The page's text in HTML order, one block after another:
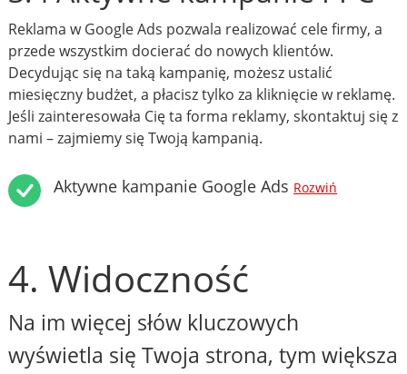
Reklama w Google Ads pozwala realizować cele firmy, a
przede wszystkim docierać do nowych klientów.
Decydując się na taką kampanię, możesz ustalić
miesięczny budżet, a płacisz tylko za kliknięcie w reklamę.
Jeśli zainteresowała Cię ta forma reklamy, skontaktuj się z
nami – zajmiemy się Twoją kampanią.
Aktywne kampanie Google Ads Rozwiń
4. Widoczność
Na im więcej słów kluczowych
wyświetla się Twoja strona, tym większa